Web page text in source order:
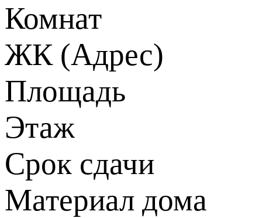
Комнат
ЖК (Адрес)
Площадь
Этаж
Срок сдачи
Материал дома